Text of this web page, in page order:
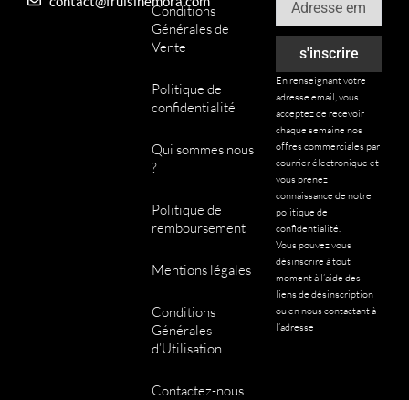
e
s
p
t
o
p
u
e
n
t
Conditions
Générales de
Vente
Politique de
confidentialité
Qui sommes nous
?
Politique de
remboursement
Mentions légales
Conditions
Générales
d’Utilisation
Contactez-nous
s'inscrire
En renseignant votre
adresse email, vous
acceptez de recevoir
chaque semaine nos
offres commerciales par
courrier électronique et
vous prenez
connaissance de notre
politique de
confidentialité.
Vous pouvez vous
désinscrire à tout
moment à l’aide des
liens de désinscription
ou en nous contactant à
l’adresse